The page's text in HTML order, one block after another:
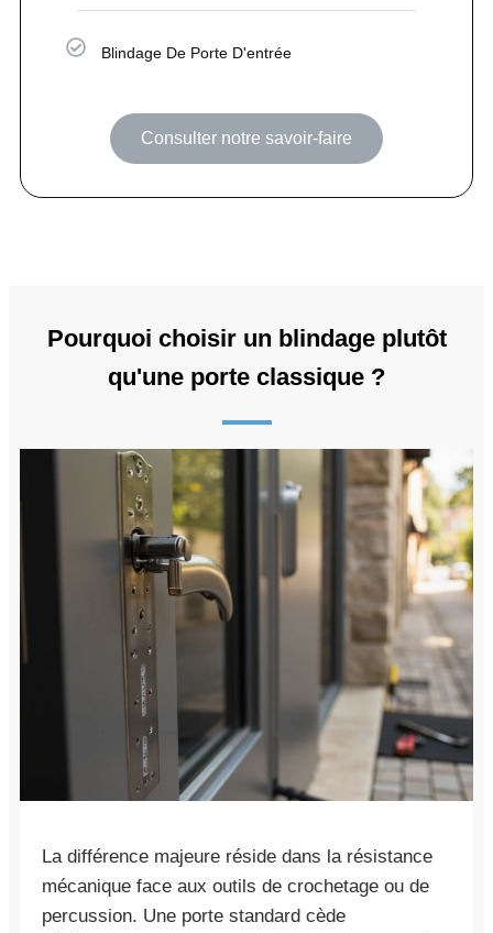
Blindage De Porte D'entrée
Consulter notre savoir-faire
Pourquoi choisir un blindage plutôt
qu'une porte classique ?
La différence majeure réside dans la résistance
mécanique face aux outils de crochetage ou de
percussion. Une porte standard cède